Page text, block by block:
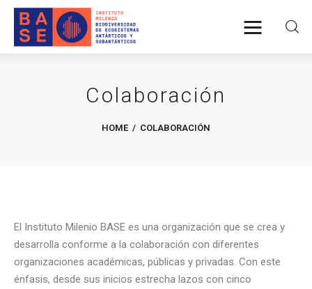
Colaboración
HOME COLABORACIÓN
INICIO
COLABORACIÓN
COMUNICACIONES
El Instituto Milenio BASE es una organización que se crea y
desarrolla conforme a la colaboración con diferentes
organizaciones académicas, públicas y privadas. Con este
énfasis, desde sus inicios estrecha lazos con cinco